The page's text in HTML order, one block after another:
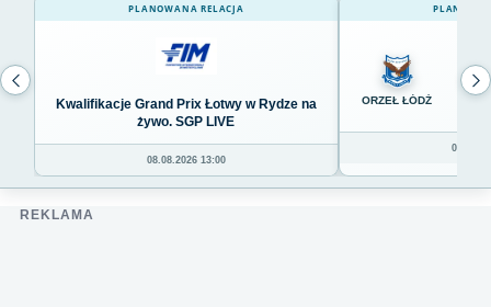
PLANOWANA RELACJA
Kwalifikacje Grand Prix Łotwy w Rydze na
żywo. SGP LIVE
08.08.2026 13:00
ORZEŁ ŁÓDŹ
0
REKLAMA